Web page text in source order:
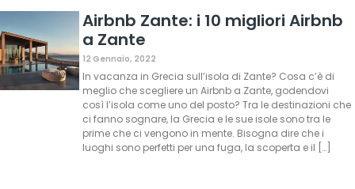
Airbnb Zante: i 10 migliori Airbnb
a Zante
12 Gennaio, 2022
In vacanza in Grecia sull’isola di Zante? Cosa c’è di
meglio che scegliere un Airbnb a Zante, godendovi
così l’isola come uno del posto? Tra le destinazioni che
ci fanno sognare, la Grecia e le sue isole sono tra le
prime che ci vengono in mente. Bisogna dire che i
luoghi sono perfetti per una fuga, la scoperta e il […]